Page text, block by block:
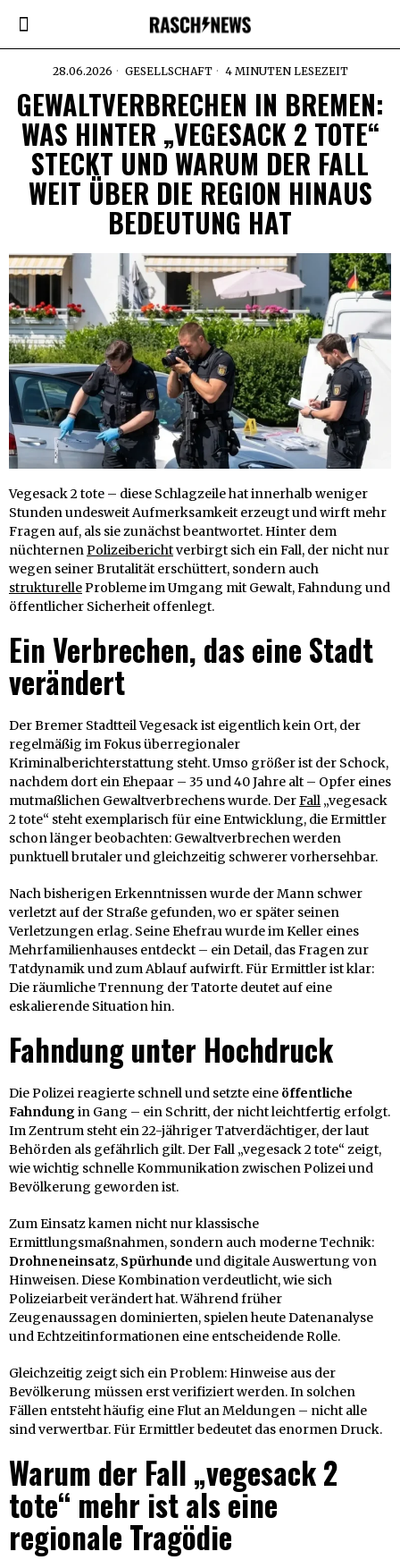
28.06.2026 GESELLSCHAFT 4 MINUTEN LESEZEIT
GEWALTVERBRECHEN IN BREMEN:
WAS HINTER „VEGESACK 2 TOTE“
STECKT UND WARUM DER FALL
WEIT ÜBER DIE REGION HINAUS
BEDEUTUNG HAT
Vegesack 2 tote – diese Schlagzeile hat innerhalb weniger
Stunden undesweit Aufmerksamkeit erzeugt und wirft mehr
Fragen auf, als sie zunächst beantwortet. Hinter dem
nüchternenPolizeiberichtverbirgt sich ein Fall, der nicht nur
wegen seiner Brutalität erschüttert, sondern auch
strukturelleProbleme im Umgang mit Gewalt, Fahndung und
öffentlicher Sicherheit offenlegt.
Ein Verbrechen, das eine Stadt
verändert
Der Bremer Stadtteil Vegesack ist eigentlich kein Ort, der
regelmäßig im Fokus überregionaler
Kriminalberichterstattung steht. Umso größer ist der Schock,
nachdem dort ein Ehepaar – 35 und 40 Jahre alt – Opfer eines
mutmaßlichen Gewaltverbrechens wurde. DerFall „vegesack
2 tote“ steht exemplarisch für eine Entwicklung, die Ermittler
schon länger beobachten: Gewaltverbrechen werden
punktuell brutaler und gleichzeitig schwerer vorhersehbar.
Nach bisherigen Erkenntnissen wurde der Mann schwer
verletzt auf der Straße gefunden, wo er später seinen
Verletzungen erlag. Seine Ehefrau wurde im Keller eines
Mehrfamilienhauses entdeckt – ein Detail, das Fragen zur
Tatdynamik und zum Ablauf aufwirft. Für Ermittler ist klar:
Die räumliche Trennung der Tatorte deutet auf eine
eskalierende Situation hin.
Fahndung unter Hochdruck
Die Polizei reagierte schnell und setzte eine öffentliche
Fahndungin Gang – ein Schritt, der nicht leichtfertig erfolgt.
Im Zentrum steht ein 22-jähriger Tatverdächtiger, der laut
Behörden als gefährlich gilt. Der Fall „vegesack 2 tote“ zeigt,
wie wichtig schnelle Kommunikation zwischen Polizei und
Bevölkerung geworden ist.
Zum Einsatz kamen nicht nur klassische
Ermittlungsmaßnahmen, sondern auch moderne Technik:
Drohneneinsatz, Spürhunde und digitale Auswertung von
Hinweisen. Diese Kombination verdeutlicht, wie sich
Polizeiarbeit verändert hat. Während früher
Zeugenaussagen dominierten, spielen heute Datenanalyse
und Echtzeitinformationen eine entscheidende Rolle.
Gleichzeitig zeigt sich ein Problem: Hinweise aus der
Bevölkerung müssen erst verifiziert werden. In solchen
Fällen entsteht häufig eine Flut an Meldungen – nicht alle
sind verwertbar. Für Ermittler bedeutet das enormen Druck.
Warum der Fall „vegesack 2
tote“ mehr ist als eine
regionale Tragödie